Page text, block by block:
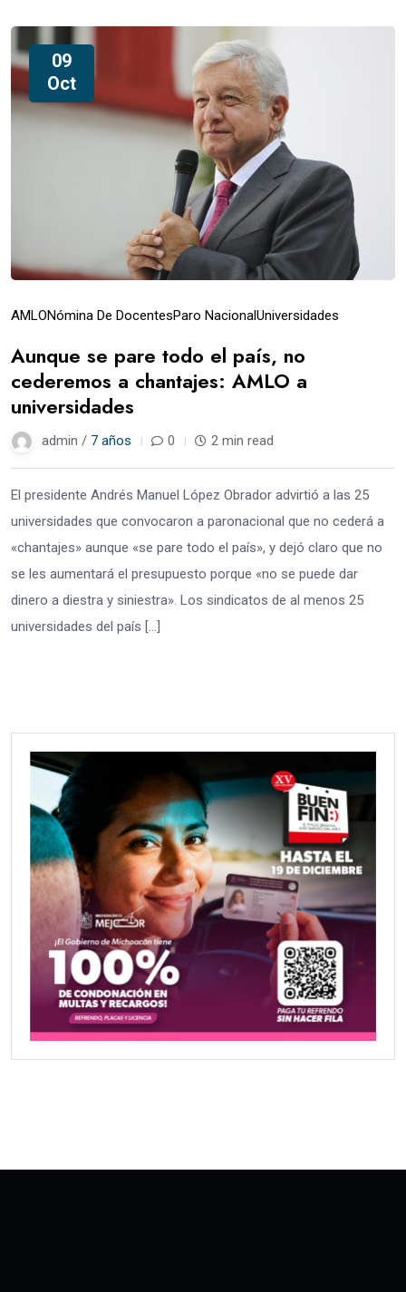
09
Oct
AMLONómina De DocentesParo NacionalUniversidades
Aunque se pare todo el país, no
cederemos a chantajes: AMLO a
universidades
admin / 7 años 0 2 min read
El presidente Andrés Manuel López Obrador advirtió a las 25
universidades que convocaron a paronacional que no cederá a
«chantajes» aunque «se pare todo el país», y dejó claro que no
se les aumentará el presupuesto porque «no se puede dar
dinero a diestra y siniestra». Los sindicatos de al menos 25
universidades del país […]